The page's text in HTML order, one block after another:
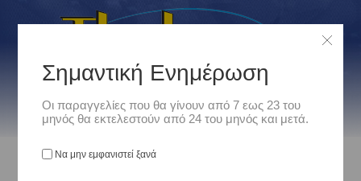
Σημαντική Ενημέρωση
Οι παραγγελίες που θα γίνουν από 7 εως 23 του
μηνός θα εκτελεστούν από 24 του μηνός και μετά.
Να μην εμφανιστεί ξανά